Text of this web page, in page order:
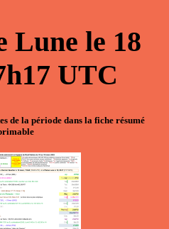
Lune le 18
UTC
de la période dans la fiche résumé